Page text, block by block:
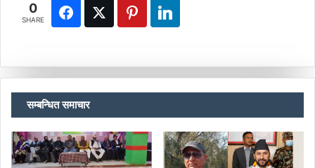
0
SHARE
सम्बन्धित समाचार